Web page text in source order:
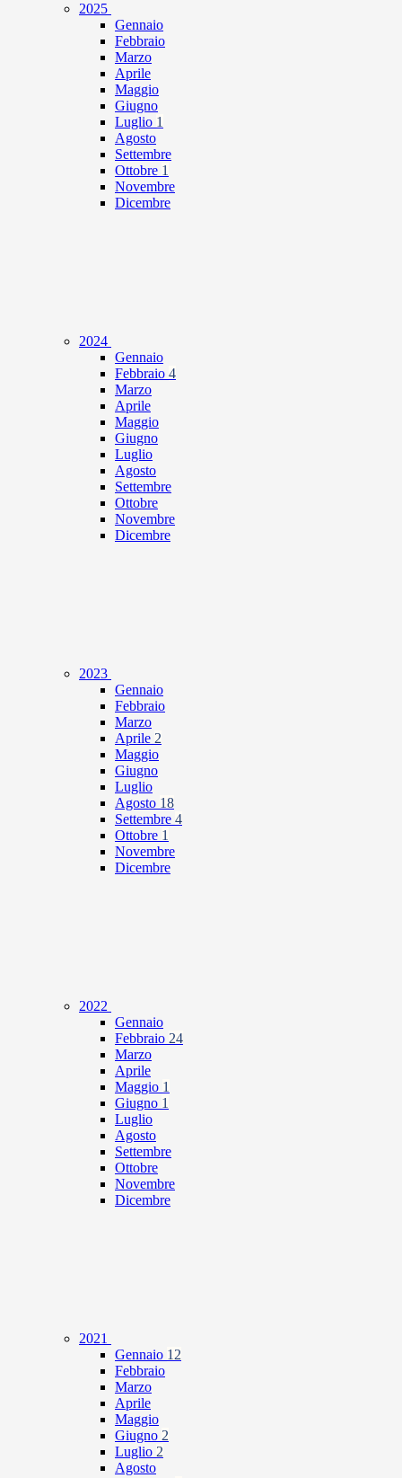
2025
Gennaio
Febbraio
Marzo
Aprile
Maggio
Giugno
Luglio 1
Agosto
Settembre
Ottobre 1
Novembre
Dicembre
2024
Gennaio
Febbraio 4
Marzo
Aprile
Maggio
Giugno
Luglio
Agosto
Settembre
Ottobre
Novembre
Dicembre
2023
Gennaio
Febbraio
Marzo
Aprile 2
Maggio
Giugno
Luglio
Agosto 18
Settembre 4
Ottobre 1
Novembre
Dicembre
2022
Gennaio
Febbraio 24
Marzo
Aprile
Maggio 1
Giugno 1
Luglio
Agosto
Settembre
Ottobre
Novembre
Dicembre
2021
Gennaio 12
Febbraio
Marzo
Aprile
Maggio
Giugno 2
Luglio 2
Agosto